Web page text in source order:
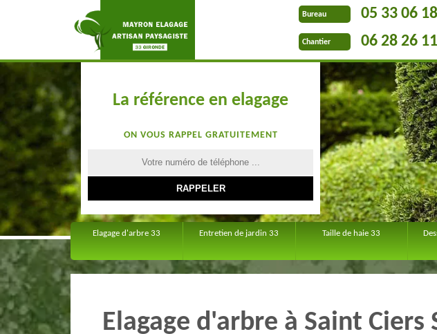
Bureau 05 33 06
Chantier 06 28 26
La référence en elagage
ON VOUS RAPPEL GRATUITEMENT
Elagage d'arbre 33 Entretien de jardin 33 Taille de haie 33
Elagage d'arbre à Saint Ciers